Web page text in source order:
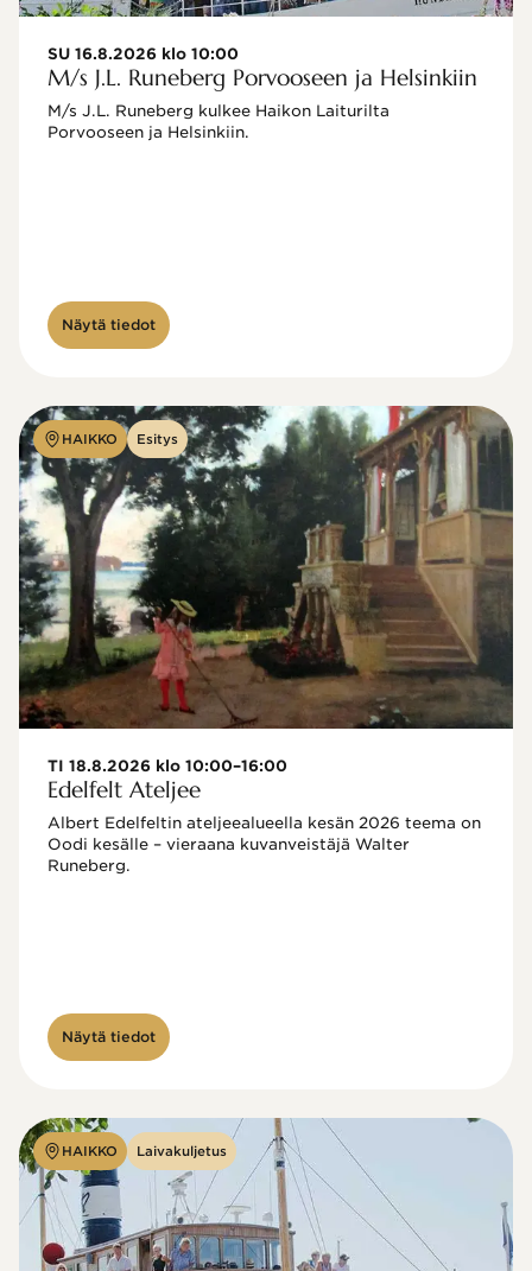
SU 16.8.2026 klo 10:00
M/s J.L. Runeberg Porvooseen ja Helsinkiin
M/s J.L. Runeberg kulkee Haikon Laiturilta
Porvooseen ja Helsinkiin.
Näytä tiedot
HAIKKO Esitys
TI 18.8.2026 klo 10:00–16:00
Edelfelt Ateljee
Albert Edelfeltin ateljeealueella kesän 2026 teema on
Oodi kesälle – vieraana kuvanveistäjä Walter
Näytä tiedot
HAIKKO Laivakuljetus